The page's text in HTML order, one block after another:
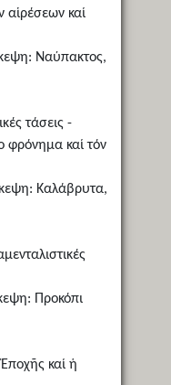
αἱρέσεων καί
Ναύπακτος,
τάσεις -
φρόνημα καί τόν
Καλάβρυτα,
Προκόπι
καί ἡ